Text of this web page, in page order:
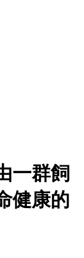
一群飼
健康的